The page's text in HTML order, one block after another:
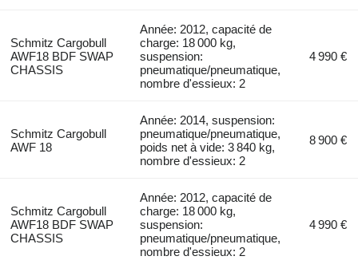
Schmitz Cargobull
AWF18 BDF SWAP
CHASSIS
Année: 2012, capacité de
charge: 18 000 kg,
suspension:
pneumatique/pneumatique,
nombre d'essieux: 2
4 990 €
Schmitz Cargobull
AWF 18
Année: 2014, suspension:
pneumatique/pneumatique,
poids net à vide: 3 840 kg,
nombre d'essieux: 2
8 900 €
Schmitz Cargobull
AWF18 BDF SWAP
CHASSIS
Année: 2012, capacité de
charge: 18 000 kg,
suspension:
pneumatique/pneumatique,
nombre d'essieux: 2
4 990 €